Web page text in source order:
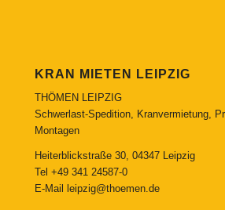
KRAN MIETEN LEIPZIG
THÖMEN LEIPZIG
Schwerlast-Spedition, Kranvermietung,
Montagen
Heiterblickstraße 30, 04347 Leipzig
Tel +49 341 24587-0
E-Mail
leipzig@thoemen.de